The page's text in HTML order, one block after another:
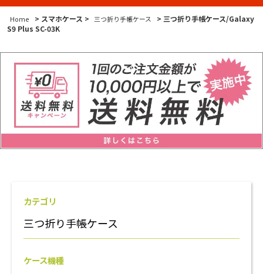
Home > スマホケース > 三つ折り手帳ケース
> 三つ折り手帳ケース/Galaxy
S9 Plus SC-03K
カテゴリ
三つ折り手帳ケース
ケース機種